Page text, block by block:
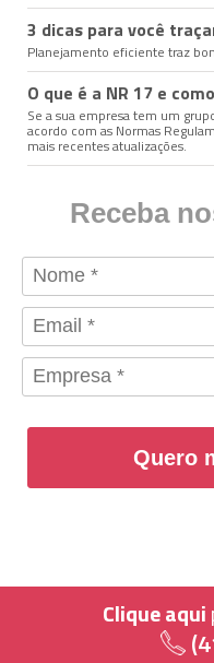
3 dicas para você
Planejamento eficiente traz
O que é a NR 17 e
Se a sua empresa tem um
acordo com as Normas
mais recentes atualizações.
Receba
Quero
Clique aqui